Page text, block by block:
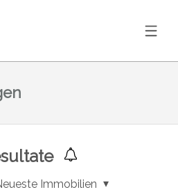
Immobilien